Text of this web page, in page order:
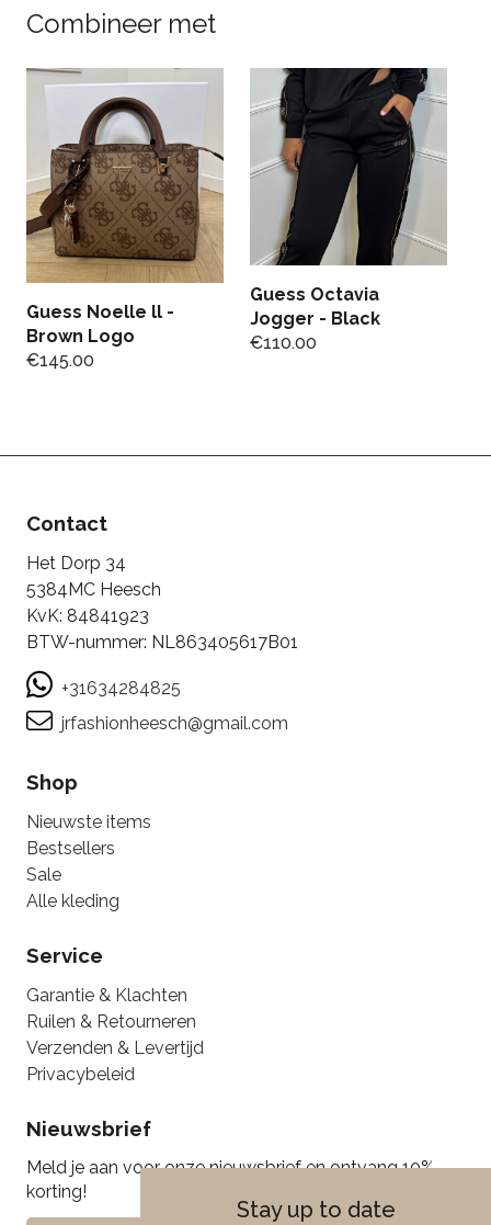
Combineer met
Guess Noelle ll -
Brown Logo
€145.00
Guess Octavia
Jogger - Black
€110.00
Stay up to date
Contact
Het Dorp 34
5384MC Heesch
KvK: 84841923
BTW-nummer: NL863405617B01
+31634284825
jrfashionheesch@gmail.com
Shop
Nieuwste items
Bestsellers
Sale
Alle kleding
Service
Garantie & Klachten
Ruilen & Retourneren
Verzenden & Levertijd
Privacybeleid
Nieuwsbrief
Meld je aan voor onze nieuwsbrief en ontvang 10%
korting!